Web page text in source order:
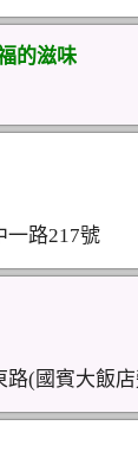
的滋味
一路217號
路(國賓大飯